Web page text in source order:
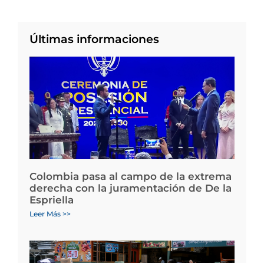
Últimas informaciones
Colombia pasa al campo de la extrema
derecha con la juramentación de De la
Espriella
Leer Más >>